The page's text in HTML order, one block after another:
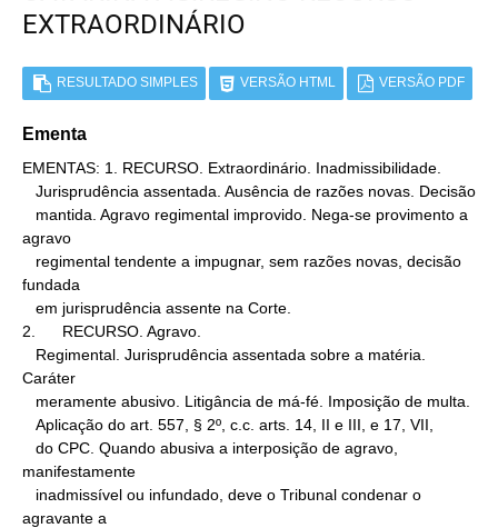
EXTRAORDINÁRIO
RESULTADO SIMPLES VERSÃO HTML VERSÃO PDF
Ementa
EMENTAS: 1. RECURSO. Extraordinário. Inadmissibilidade.
agravo
fundada
2.      RECURSO. Agravo.
Caráter
manifestamente
agravante a